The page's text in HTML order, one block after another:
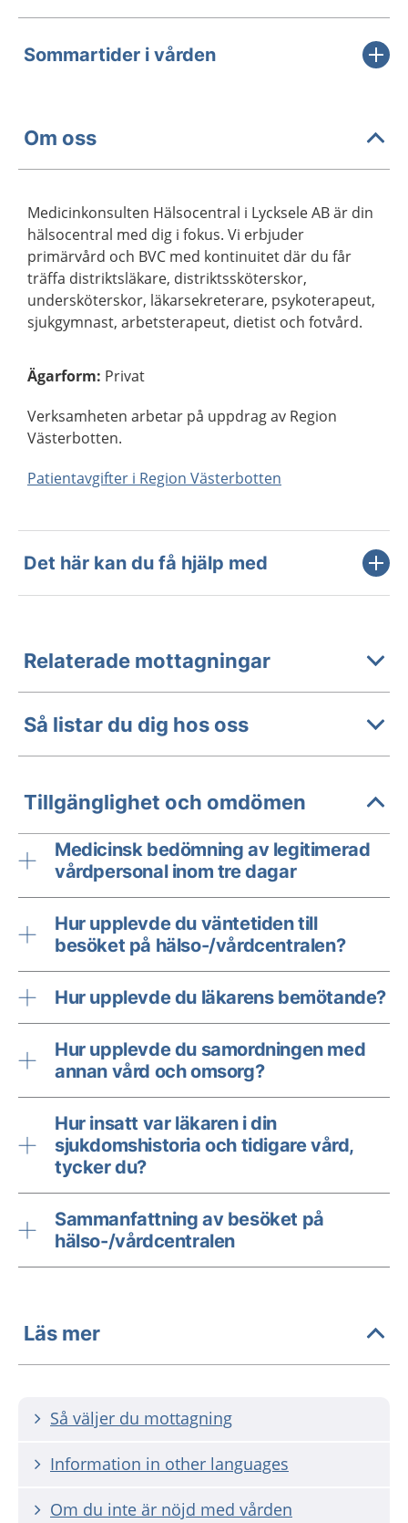
Sommartider i vården
Om oss
Medicinkonsulten Hälsocentral i Lycksele AB är din
hälsocentral med dig i fokus. Vi erbjuder
primärvård och BVC med kontinuitet där du får
träffa distriktsläkare, distriktssköterskor,
undersköterskor, läkarsekreterare, psykoterapeut,
sjukgymnast, arbetsterapeut, dietist och fotvård.
Ägarform: Privat
Verksamheten arbetar på uppdrag av Region
Västerbotten.
Patientavgifter i Region Västerbotten
Det här kan du få hjälp med
Relaterade mottagningar
Så listar du dig hos oss
Tillgänglighet och omdömen
Medicinsk bedömning av legitimerad
vårdpersonal inom tre dagar
Hur upplevde du väntetiden till
besöket på hälso-/vårdcentralen?
Hur upplevde du läkarens bemötande?
Hur upplevde du samordningen med
annan vård och omsorg?
Hur insatt var läkaren i din
sjukdomshistoria och tidigare vård,
tycker du?
Sammanfattning av besöket på
hälso-/vårdcentralen
Läs mer
Så väljer du mottagning
Information in other languages
Om du inte är nöjd med vården